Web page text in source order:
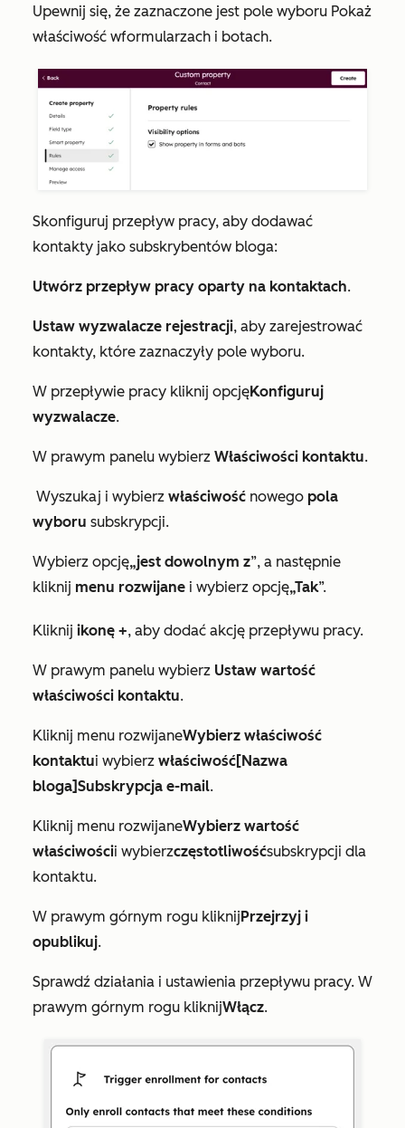
Upewnij się, że zaznaczone jest pole wyboru Pokaż
właściwość wformularzach i botach.
Skonfiguruj przepływ pracy, aby dodawać
kontakty jako subskrybentów bloga:
Utwórz przepływ pracy oparty na kontaktach.
Ustaw wyzwalacze rejestracji, aby zarejestrować
kontakty, które zaznaczyły pole wyboru.
W przepływie pracy kliknij opcjęKonfiguruj
wyzwalacze.
W prawym panelu wybierz Właściwości kontaktu.
Wyszukaj i wybierz właściwość nowego pola
wyboru subskrypcji.
Wybierz opcję„jest dowolnym z”, a następnie
kliknij menu rozwijane i wybierz opcję„Tak”.
Kliknij ikonę +, aby dodać akcję przepływu pracy.
W prawym panelu wybierz Ustaw wartość
właściwości kontaktu.
Kliknij menu rozwijaneWybierz właściwość
kontaktui wybierz właściwość[Nazwa
bloga]Subskrypcja e-mail.
Kliknij menu rozwijaneWybierz wartość
właściwościi wybierzczęstotliwośćsubskrypcji dla
kontaktu.
W prawym górnym rogu kliknij Przejrzyj i
opublikuj.
Sprawdź działania i ustawienia przepływu pracy. W
prawym górnym rogu kliknijWłącz.